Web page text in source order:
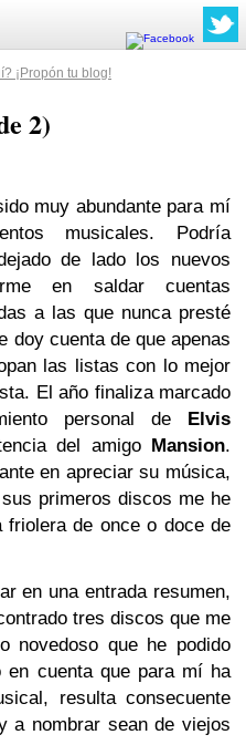
¡Propón tu blog!
2)
muy abundante para mí
musicales. Podría
de lado los nuevos
en saldar cuentas
a las que nunca presté
doy cuenta de que apenas
las listas con lo mejor
El año finaliza marcado
personal de Elvis
del amigo Mansion.
en apreciar su música,
primeros discos me he
de once o doce de
en una entrada resumen,
tres discos que me
novedoso que he podido
en cuenta que para mí ha
resulta consecuente
a nombrar sean de viejos